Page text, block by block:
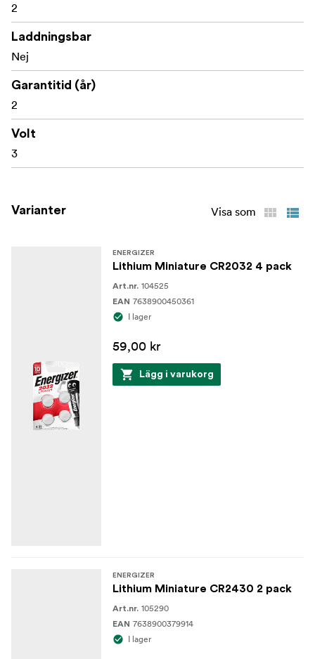
2
Laddningsbar
Nej
Garantitid (år)
2
Volt
3
Varianter Visa som
ENERGIZER
Lithium Miniature CR2032 4 pack
Art.nr. 104525
EAN 7638900450361
I lager
59,00 kr
Lägg i varukorg
ENERGIZER
Lithium Miniature CR2430 2 pack
Art.nr. 105290
EAN 7638900379914
I lager